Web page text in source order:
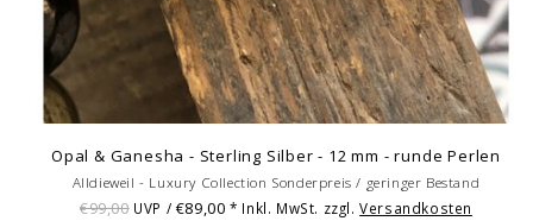
Opal & Ganesha - Sterling Silber - 12 mm - runde Perlen
Alldieweil - Luxury Collection Sonderpreis / geringer Bestand
€99,00 UVP / €89,00* Inkl. MwSt. zzgl.Versandkosten